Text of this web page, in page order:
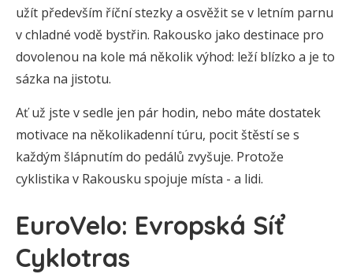
užít především říční stezky a osvěžit se v letním parnu
v chladné vodě bystřin. Rakousko jako destinace pro
dovolenou na kole má několik výhod: leží blízko a je to
sázka na jistotu.
Ať už jste v sedle jen pár hodin, nebo máte dostatek
motivace na několikadenní túru, pocit štěstí se s
každým šlápnutím do pedálů zvyšuje. Protože
cyklistika v Rakousku spojuje místa - a lidi.
EuroVelo: Evropská Síť
Cyklotras